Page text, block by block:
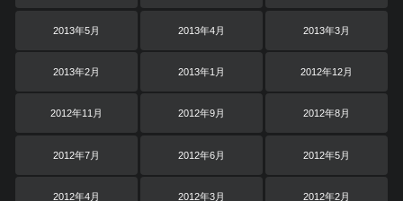
2013年5月 2013年4月 2013年3月
2013年2月 2013年1月 2012年12月
2012年11月 2012年9月 2012年8月
2012年7月 2012年6月 2012年5月
2012年4月 2012年3月 2012年2月